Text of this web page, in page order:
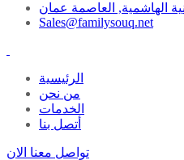
الهاشمية, العاصمة عمان
Sales@familysouq.net
الرئيسية
من نحن
الخدمات
أتصل بنا
تواصل معنا الان